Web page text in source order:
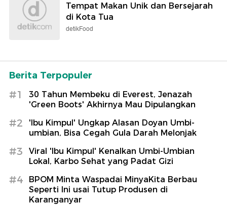
Tempat Makan Unik dan Bersejarah
di Kota Tua
detikFood
Berita Terpopuler
#1
30 Tahun Membeku di Everest, Jenazah
'Green Boots' Akhirnya Mau Dipulangkan
#2
'Ibu Kimpul' Ungkap Alasan Doyan Umbi-
umbian, Bisa Cegah Gula Darah Melonjak
#3
Viral 'Ibu Kimpul' Kenalkan Umbi-Umbian
Lokal, Karbo Sehat yang Padat Gizi
#4
BPOM Minta Waspadai MinyaKita Berbau
Seperti Ini usai Tutup Produsen di
Karanganyar